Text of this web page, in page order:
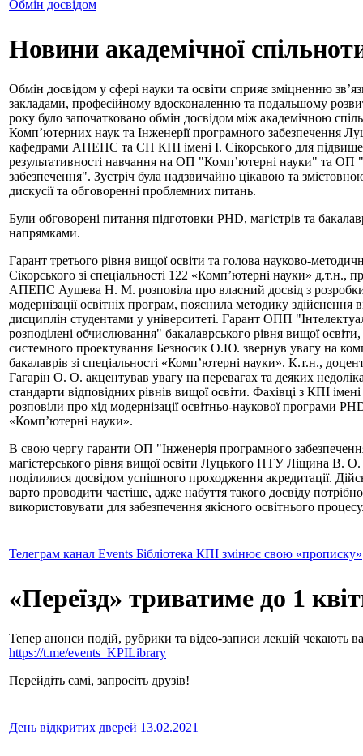
Обмін досвідом
Новини академічної
Обмін досвідом у сфері науки та освіти сприяє зміцненню
закладами, професійному вдосконаленню та подальшому
року було започатковано обмін досвідом між академічною
Комп’ютерних наук та Інженерії програмного забезпечення
кафедрами АПЕПС та СП КПІ імені І. Сікорського для
результативності навчання на ОП "Комп’ютерні науки" та ОП
забезпечення". Зустріч була надзвичайно цікавою та
дискусії та обговоренні проблемних питань.
Були обговорені питання підготовки PHD, магістрів та
напрямками.
Гарант третього рівня вищої освіти та голова науково-
Сікорського зі спеціальності 122 «Комп’ютерні науки» д.т.н.,
АПЕПС Аушева Н. М. розповіла про власний досвід з
модернізації освітніх програм, пояснила методику здійснення
дисциплін студентами у університеті. Гарант ОПП
розподілені обчислювання" бакалаврського рівня вищої
системного проектування Безносик О.Ю. звернув увагу на
бакалаврів зі спеціальності «Комп’ютерні науки». К.т.н.,
Гагарін О. О. акцентував увагу на перевагах та деяких
стандарти відповідних рівнів вищої освіти. Фахівці з КПІ імені
розповіли про хід модернізації освітньо-наукової програми
«Комп’ютерні науки».
В свою чергу гаранти ОП "Інженерія програмного
магістерського рівня вищої освіти Луцького НТУ Ліщина В.
поділилися досвідом успішного проходження акредитації.
варто проводити частіше, адже набуття такого досвіду
використовувати для забезпечення якісного освітнього
Телеграм канал Events Бібліотека КПІ змінює свою «прописку»
«Переїзд» триватиме до 1
Тепер анонси подій, рубрики та відео-записи лекцій чекають
https://t.me/events_KPILibrary
Перейдіть самі, запросіть друзів!
День відкритих дверей 13.02.2021